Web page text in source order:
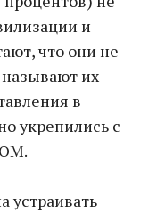
и
что они не
их
в
укрепились с
устраивать